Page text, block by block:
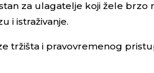
za ulagatelje koji žele brzo
i istraživanje.
tržišta i pravovremenog